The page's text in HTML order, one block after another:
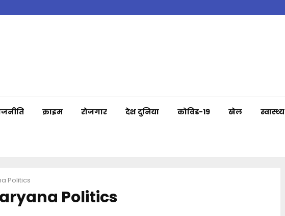
क्राइम रोजगार देश दुनिया कोविड-19 खेल स्वास्थ्य
Politics
Politics